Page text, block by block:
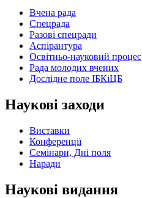
Вчена рада
Спецрада
Разові спецради
Аспірантура
Освітньо-науковий процес
Рада молодих вчених
Дослідне поле ІБКіЦБ
Наукові заходи
Виставки
Конференції
Семінари, Дні поля
Наради
Наукові видання